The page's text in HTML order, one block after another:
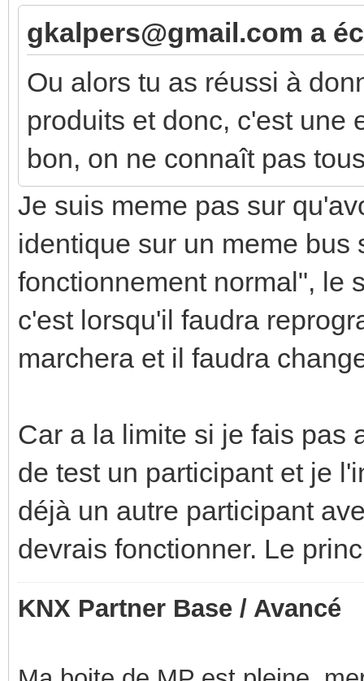
gkalpers@gmail.com a
Ou alors tu as réussi à
produits et donc, c'est une
bon, on ne connaît pas
Je suis meme pas sur
identique sur un meme
fonctionnement normal", le
c'est lorsqu'il faudra
marchera et il faudra
Car a la limite si je fais pas
de test un participant et je
déjà un autre participant
devrais fonctionner. Le
KNX Partner Base / Avancé